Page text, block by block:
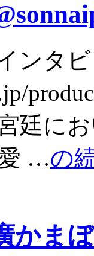
ンタ
廷に
…の
かま